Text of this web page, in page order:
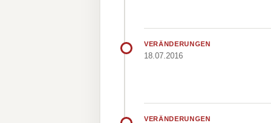
VERÄNDERUNGEN
18.07.2016
VERÄNDERUNGEN